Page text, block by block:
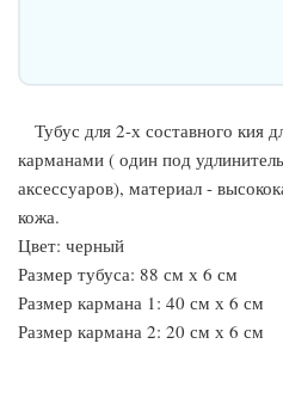
Тубус для 2-х составного кия
карманами ( один под
аксессуаров), материал -
кожа.
Цвет: черный
Размер тубуса: 88 см х 6 см
Размер кармана 1: 40 см х 6 см
Размер кармана 2: 20 см х 6 см